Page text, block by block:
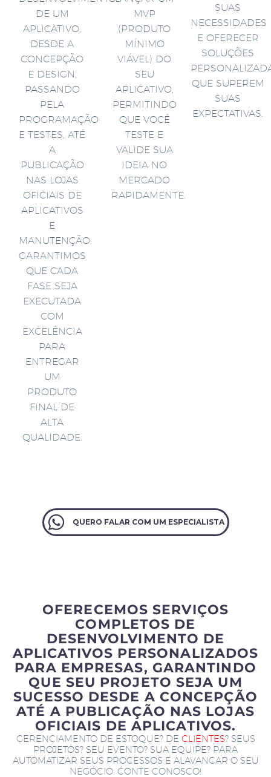
DE UM
APLICATIVO,
DESDE A
CONCEPÇÃO
E DESIGN,
PASSANDO
PELA
PROGRAMAÇÃO
E TESTES, ATÉ
A
PUBLICAÇÃO
NAS LOJAS
OFICIAIS DE
APLICATIVOS
E
MANUTENÇÃO.
GARANTIMOS
QUE CADA
FASE SEJA
EXECUTADA
COM
EXCELÊNCIA
PARA
ENTREGAR
UM
PRODUTO
FINAL DE
ALTA
QUALIDADE.
MVP
(PRODUTO
MÍNIMO
VIÁVEL) DO
SEU
APLICATIVO,
PERMITINDO
QUE VOCÊ
TESTE E
VALIDE SUA
IDEIA NO
MERCADO
RAPIDAMENTE.
SUAS
NECESSIDADES
E OFERECER
SOLUÇÕES
QUE SUPEREM
SUAS
EXPECTATIVAS.
QUERO FALAR COM UM ESPECIALISTA
OFERECEMOS SERVIÇOS
COMPLETOS DE
DESENVOLVIMENTO DE
APLICATIVOS PERSONALIZADOS
PARA EMPRESAS, GARANTINDO
QUE SEU PROJETO SEJA UM
SUCESSO DESDE A CONCEPÇÃO
ATÉ A PUBLICAÇÃO NAS LOJAS
OFICIAIS DE APLICATIVOS.
GERENCIAMENTO DE ESTOQUE? DE CLIENTES? SEUS
PROJETOS? SEU EVENTO? SUA EQUIPE? PARA
AUTOMATIZAR SEUS PROCESSOS E ALAVANCAR O SEU
NEGÓCIO. CONTE CONOSCO!